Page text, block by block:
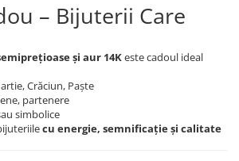
– Bijuterii Care
și aur 14Keste cadoul ideal
Crăciun, Paște
partenere
simbolice
cu energie, semnificație și calitate